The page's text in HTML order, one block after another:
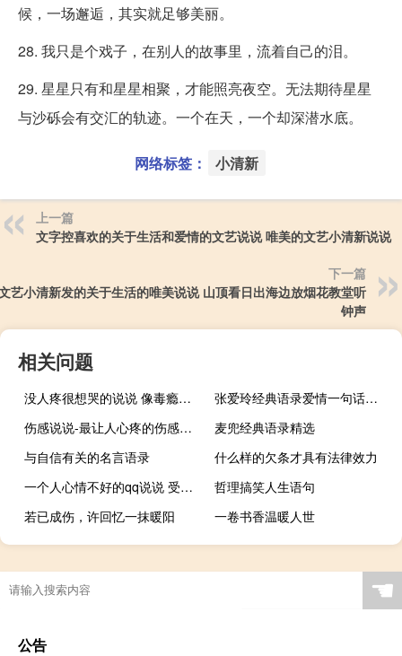
候，一场邂逅，其实就足够美丽。
28. 我只是个戏子，在别人的故事里，流着自己的泪。
29. 星星只有和星星相聚，才能照亮夜空。无法期待星星
与沙砾会有交汇的轨迹。一个在天，一个却深潜水底。
网络标签： 小清新
上一篇
文字控喜欢的关于生活和爱情的文艺说说 唯美的文艺小清新说说
下一篇
艺小清新发的关于生活的唯美说说 山顶看日出海边放烟花教堂听
钟声
相关问题
没人疼很想哭的说说 像毒瘾一样戒不掉对你的喜欢
张爱玲经典语录爱情一句话打动人心 张爱玲爱情观的句子经典语录
伤感说说-最让人心疼的伤感说说文字配图 微信最火伤感句子合集
麦兜经典语录精选
与自信有关的名言语录
什么样的欠条才具有法律效力
一个人心情不好的qq说说 受了伤的揪心说说大全
哲理搞笑人生语句
若已成伤，许回忆一抹暖阳
一卷书香温暖人世
☚
公告